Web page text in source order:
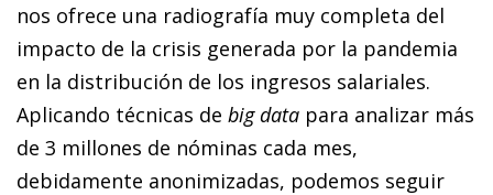
nos ofrece una radiografía muy completa del
impacto de la crisis generada por la pandemia
en la distribución de los ingresos salariales.
Aplicando técnicas de big data para analizar más
de 3 millones de nóminas cada mes,
debidamente anonimizadas, podemos seguir